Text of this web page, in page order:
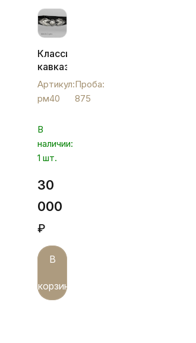
Классический
кавказский
ремень
серебряными
рм40
Артикул:
рм40
Проба:
875
В
наличии:
1 шт.
30
000
₽
В
корзину